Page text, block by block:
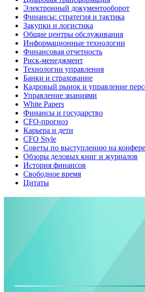
Электронный документооборот
Финансы: стратегия и тактика
Закупки и логистика
Общие центры обслуживания
Информационные технологии
Финансовая отчетность
Риск-менеджмент
Технологии управления
Банки и страхование
Кадровый рынок и управление
Управление знаниями
White Papers
Финансы и государство
CFO-прогноз
Карьера и дети
CFO Style
Советы по выступлению на
Обзоры деловых книг и журналов
История финансов
Свободное время
Цитаты